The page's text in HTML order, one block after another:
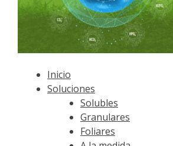
Inicio
Soluciones
Solubles
Granulares
Foliares